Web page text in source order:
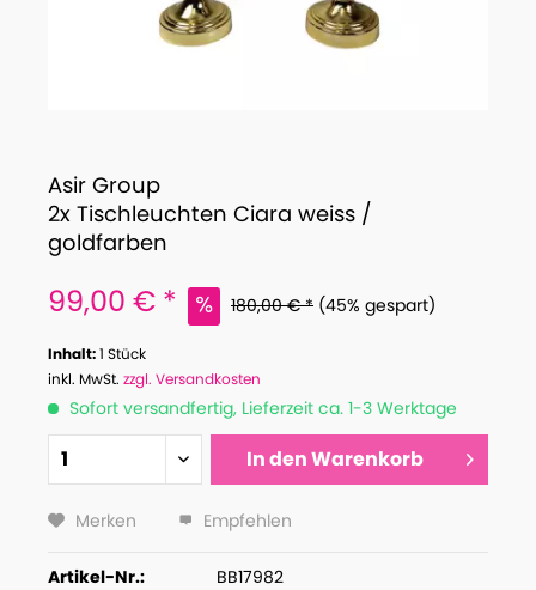
Asir Group
2x Tischleuchten Ciara weiss /
goldfarben
99,00 € * 180,00 € * (45% gespart)
Inhalt:1 Stück
inkl. MwSt. zzgl. Versandkosten
Sofort versandfertig, Lieferzeit ca. 1-3 Werktage
In denWarenkorb
Merken Empfehlen
Artikel-Nr.:
BB17982